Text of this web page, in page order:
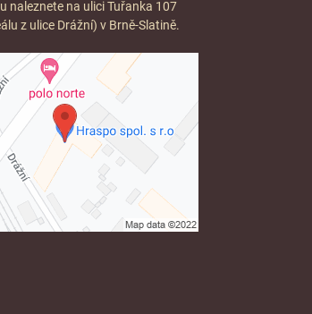
naleznete na ulici Tuřanka 107
z ulice Drážní) v Brně-Slatině.